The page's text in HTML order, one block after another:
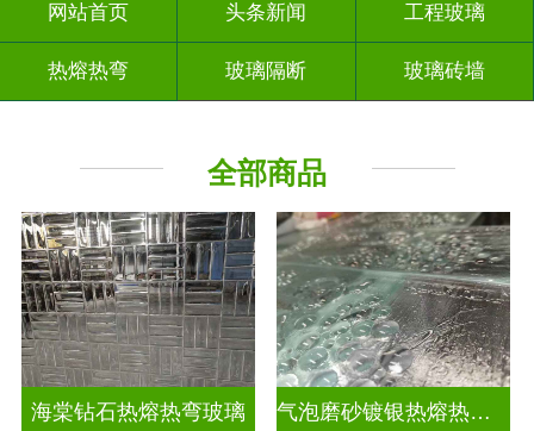
网站首页 头条新闻 工程玻璃
热熔热弯 玻璃隔断 玻璃砖墙
全部商品
海棠钻石热熔热弯玻璃 气泡磨砂镀银热熔热弯玻璃